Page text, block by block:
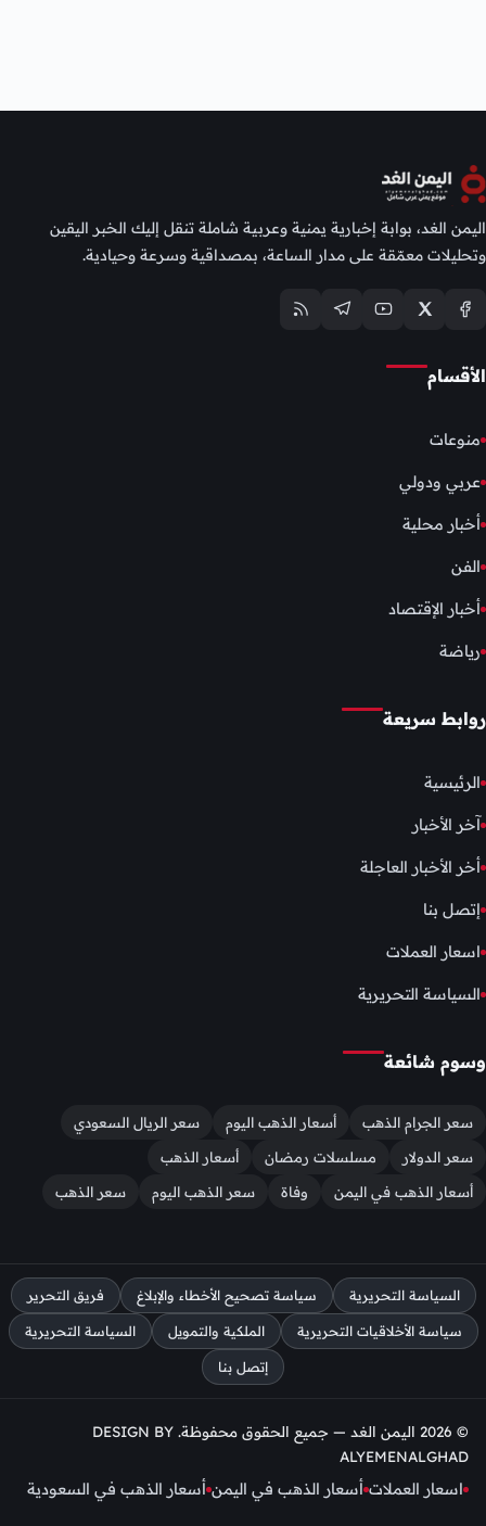
اليمن الغد، بوابة إخبارية يمنية وعربية شاملة تنقل إليك الخبر اليقين
وتحليلات معمّقة على مدار الساعة، بمصداقية وسرعة وحيادية.
الأقسام
منوعات
عربي ودولي
أخبار محلية
الفن
أخبار الإقتصاد
رياضة
روابط سريعة
الرئيسية
آخر الأخبار
أخر الأخبار العاجلة
إتصل بنا
اسعار العملات
السياسة التحريرية
وسوم شائعة
سعر الجرام الذهب أسعار الذهب اليوم
سعر الريال السعودي
سعر الدولار
مسلسلات رمضان
أسعار الذهب
أسعار الذهب في اليمن
وفاة سعر الذهب اليوم سعر الذهب
السياسة التحريرية سياسة تصحيح الأخطاء والإبلاغ فريق التحرير
سياسة الأخلاقيات التحريرية الملكية والتمويل السياسة التحريرية
إتصل بنا
© 2026 اليمن الغد — جميع الحقوق محفوظة. DESIGN BY
ALYEMENALGHAD
اسعار العملات أسعار الذهب في اليمن أسعار الذهب في السعودية